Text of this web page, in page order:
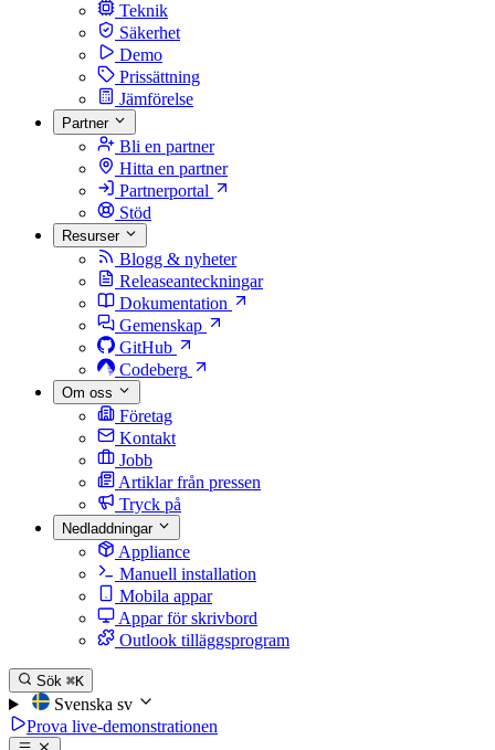
Teknik
Säkerhet
Demo
Prissättning
Jämförelse
Partner
Bli en partner
Hitta en partner
Partnerportal
Stöd
Resurser
Blogg & nyheter
Releaseanteckningar
Dokumentation
Gemenskap
GitHub
Codeberg
Om oss
Företag
Kontakt
Jobb
Artiklar från pressen
Tryck på
Nedladdningar
Appliance
Manuell installation
Mobila appar
Appar för skrivbord
Outlook tilläggsprogram
Sök ⌘K
Svenska sv
Prova live-demonstrationen